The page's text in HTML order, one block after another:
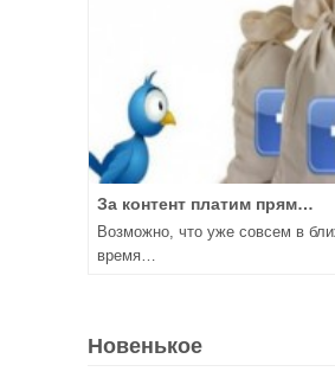
За контент платим прям…
Возможно, что уже совсем в
время…
Новенькое